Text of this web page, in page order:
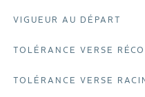
VIGUEUR AU DÉPART
TOLÉRANCE VERSE
TOLÉRANCE VERSE